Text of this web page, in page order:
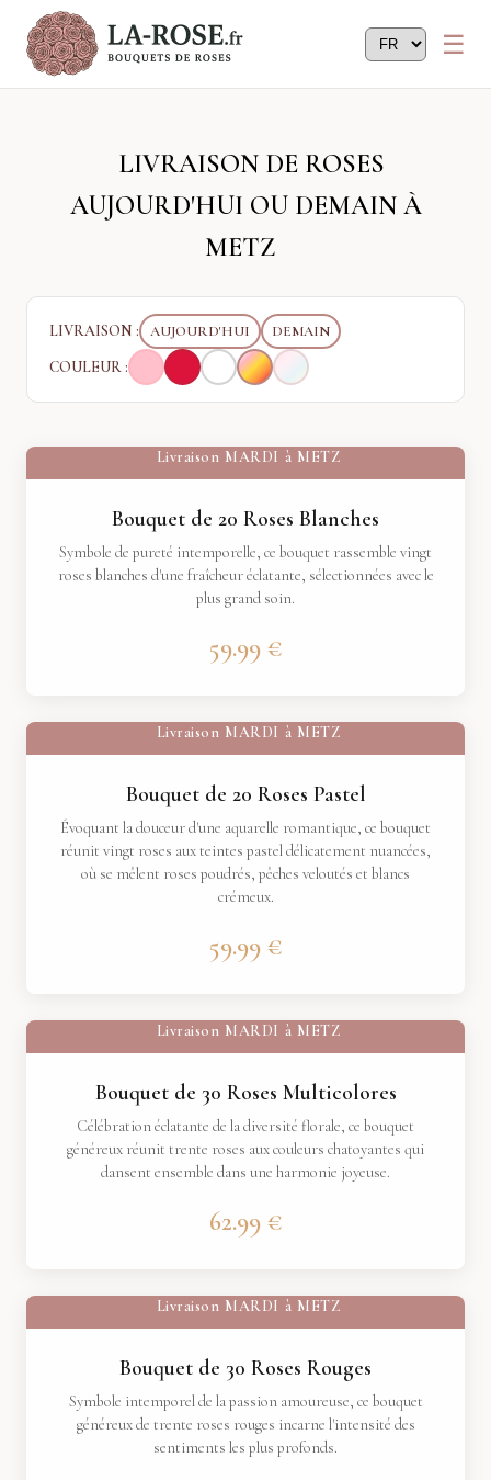
LIVRAISON DE ROSES
AUJOURD'HUI OU DEMAIN À
METZ
LIVRAISON : AUJOURD'HUI DEMAIN
COULEUR :
Livraison MARDI à METZ
Bouquet de 20 Roses Blanches
Symbole de pureté intemporelle, ce bouquet rassemble vingt
roses blanches d'une fraîcheur éclatante, sélectionnées avec le
plus grand soin.
59.99 €
Livraison MARDI à METZ
Bouquet de 20 Roses Pastel
Évoquant la douceur d'une aquarelle romantique, ce bouquet
réunit vingt roses aux teintes pastel délicatement nuancées,
où se mêlent roses poudrés, pêches veloutés et blancs
crémeux.
59.99 €
Livraison MARDI à METZ
Bouquet de 30 Roses Multicolores
Célébration éclatante de la diversité florale, ce bouquet
généreux réunit trente roses aux couleurs chatoyantes qui
dansent ensemble dans une harmonie joyeuse.
62.99 €
Livraison MARDI à METZ
Bouquet de 30 Roses Rouges
Symbole intemporel de la passion amoureuse, ce bouquet
généreux de trente roses rouges incarne l'intensité des
sentiments les plus profonds.
Panneau de gestion des cookies